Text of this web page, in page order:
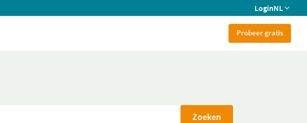
LoginNL
Probeer gratis
Zoeken